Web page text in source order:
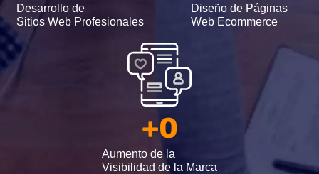
Desarrollo de
Sitios Web Profesionales
Diseño de Páginas
Web Ecommerce
Aumento de la
Visibilidad de la Marca
+0